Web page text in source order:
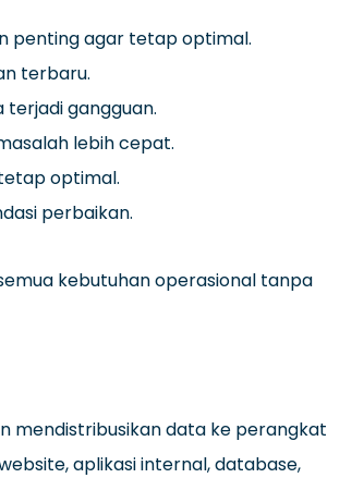
penting agar tetap optimal.
terbaru.
gangguan.
lebih cepat.
optimal.
perbaikan.
kebutuhan operasional tanpa
mendistribusikan data ke perangkat
aplikasi internal, database,